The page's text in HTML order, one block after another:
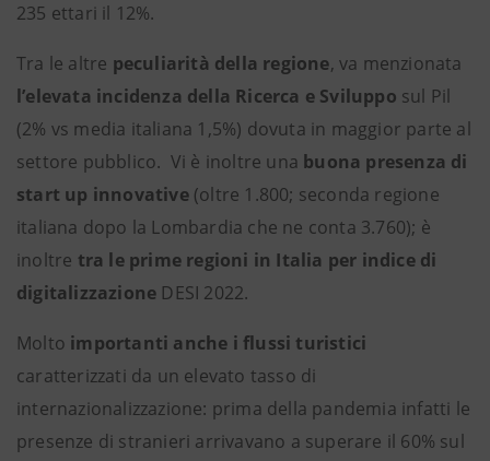
235 ettari il 12%.
Tra le altre peculiarità della regione, va menzionata
l’elevata incidenza della Ricerca e Sviluppo sul Pil
(2% vs media italiana 1,5%) dovuta in maggior parte al
settore pubblico. Vi è inoltre una buona presenza di
start up innovative(oltre 1.800; seconda regione
italiana dopo la Lombardia che ne conta 3.760); è
inoltre tra le prime regioni in Italia per indice di
digitalizzazione DESI 2022.
Molto importanti anche i flussi turistici
caratterizzati da un elevato tasso di
internazionalizzazione: prima della pandemia infatti le
presenze di stranieri arrivavano a superare il 60% sul